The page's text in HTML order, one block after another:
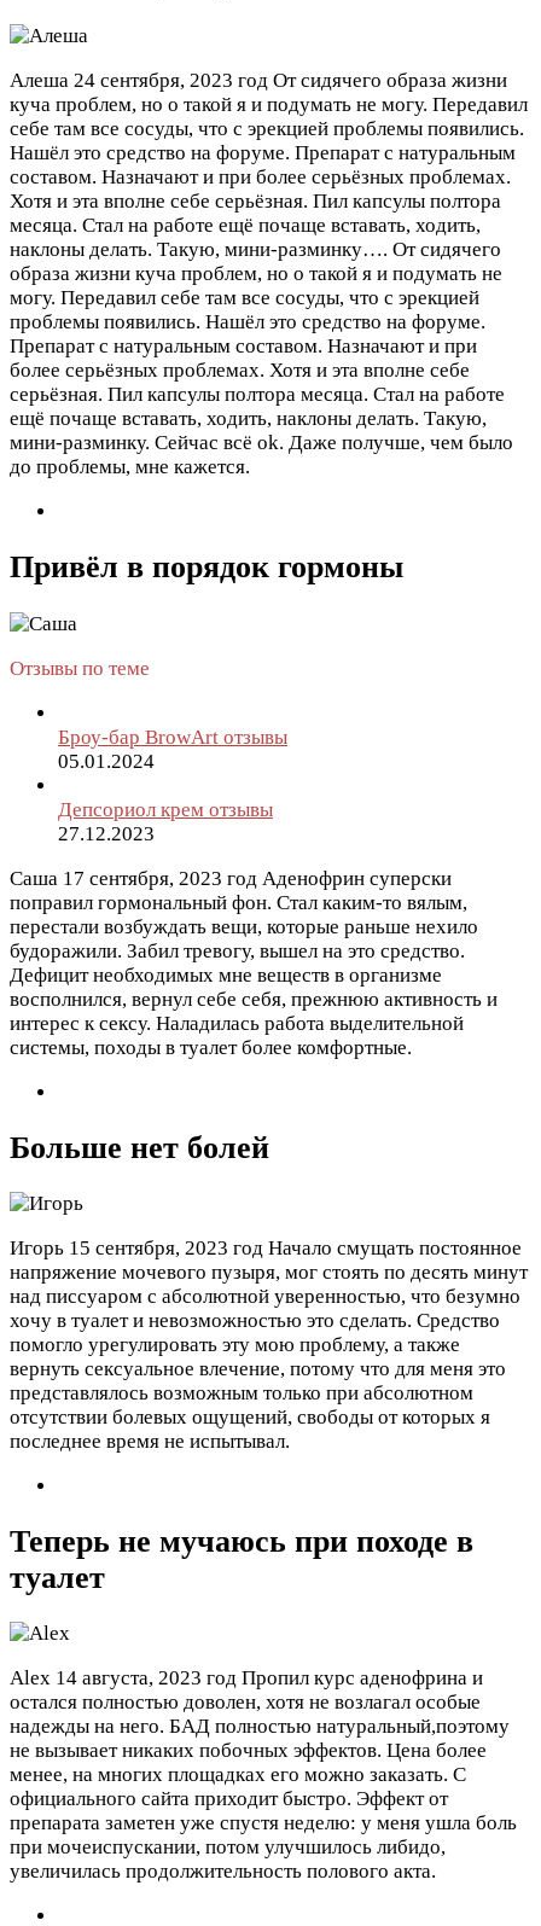
Алеша 24 сентября, 2023 год От сидячего образа жизни
куча проблем, но о такой я и подумать не могу. Передавил
себе там все сосуды, что с эрекцией проблемы появились.
Нашёл это средство на форуме. Препарат с натуральным
составом. Назначают и при более серьёзных проблемах.
Хотя и эта вполне себе серьёзная. Пил капсулы полтора
месяца. Стал на работе ещё почаще вставать, ходить,
наклоны делать. Такую, мини-разминку…. От сидячего
образа жизни куча проблем, но о такой я и подумать не
могу. Передавил себе там все сосуды, что с эрекцией
проблемы появились. Нашёл это средство на форуме.
Препарат с натуральным составом. Назначают и при
более серьёзных проблемах. Хотя и эта вполне себе
серьёзная. Пил капсулы полтора месяца. Стал на работе
ещё почаще вставать, ходить, наклоны делать. Такую,
мини-разминку. Сейчас всё ok. Даже получше, чем было
до проблемы, мне кажется.
Привёл в порядок гормоны
Отзывы по теме
Броу-бар BrowArt отзывы
05.01.2024
Депсориол крем отзывы
27.12.2023
Саша 17 сентября, 2023 год Аденофрин суперски
поправил гормональный фон. Стал каким-то вялым,
перестали возбуждать вещи, которые раньше нехило
будоражили. Забил тревогу, вышел на это средство.
Дефицит необходимых мне веществ в организме
восполнился, вернул себе себя, прежнюю активность и
интерес к сексу. Наладилась работа выделительной
системы, походы в туалет более комфортные.
Больше нет болей
Игорь 15 сентября, 2023 год Начало смущать постоянное
напряжение мочевого пузыря, мог стоять по десять минут
над писсуаром с абсолютной уверенностью, что безумно
хочу в туалет и невозможностью это сделать. Средство
помогло урегулировать эту мою проблему, а также
вернуть сексуальное влечение, потому что для меня это
представлялось возможным только при абсолютном
отсутствии болевых ощущений, свободы от которых я
последнее время не испытывал.
Теперь не мучаюсь при походе в
туалет
Alex 14 августа, 2023 год Пропил курс аденофрина и
остался полностью доволен, хотя не возлагал особые
надежды на него. БАД полностью натуральный,поэтому
не вызывает никаких побочных эффектов. Цена более
менее, на многих площадках его можно заказать. С
официального сайта приходит быстро. Эффект от
препарата заметен уже спустя неделю: у меня ушла боль
при мочеиспускании, потом улучшилось либидо,
увеличилась продолжительность полового акта.